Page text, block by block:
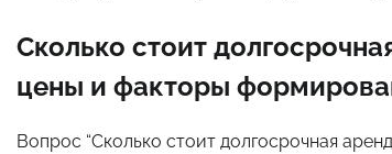
Сколько стоит
цены и факторы
Вопрос “Сколько стоит долгосрочная